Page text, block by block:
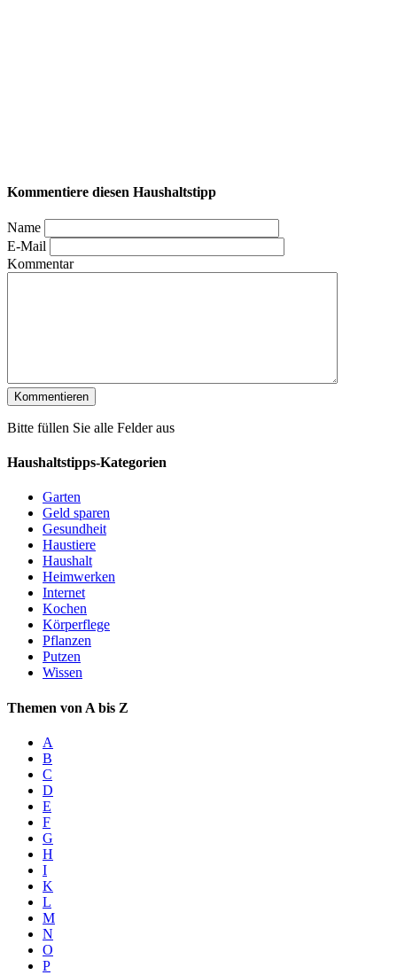
Kommentiere diesen Haushaltstipp
Name
E-Mail
Kommentar
Bitte füllen Sie alle Felder aus
Haushaltstipps-Kategorien
Garten
Geld sparen
Gesundheit
Haustiere
Haushalt
Heimwerken
Internet
Kochen
Körperflege
Pflanzen
Putzen
Wissen
Themen von A bis Z
A
B
C
D
E
F
G
H
I
K
L
M
N
O
P